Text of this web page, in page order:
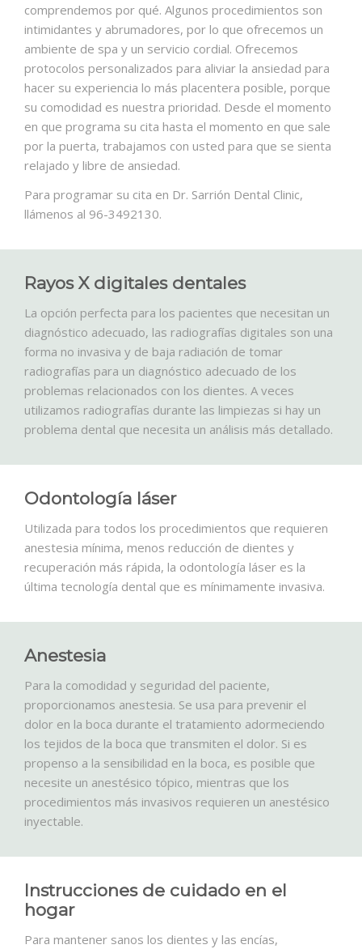
comprendemos por qué. Algunos procedimientos son
intimidantes y abrumadores, por lo que ofrecemos un
ambiente de spa y un servicio cordial. Ofrecemos
protocolos personalizados para aliviar la ansiedad para
hacer su experiencia lo más placentera posible, porque
su comodidad es nuestra prioridad. Desde el momento
en que programa su cita hasta el momento en que sale
por la puerta, trabajamos con usted para que se sienta
relajado y libre de ansiedad.
Para programar su cita en Dr. Sarrión Dental Clinic,
llámenos al 96-3492130.
Rayos X digitales dentales
La opción perfecta para los pacientes que necesitan un
diagnóstico adecuado, las radiografías digitales son una
forma no invasiva y de baja radiación de tomar
radiografías para un diagnóstico adecuado de los
problemas relacionados con los dientes. A veces
utilizamos radiografías durante las limpiezas si hay un
problema dental que necesita un análisis más detallado.
Odontología láser
Utilizada para todos los procedimientos que requieren
anestesia mínima, menos reducción de dientes y
recuperación más rápida, la odontología láser es la
última tecnología dental que es mínimamente invasiva.
Anestesia
Para la comodidad y seguridad del paciente,
proporcionamos anestesia. Se usa para prevenir el
dolor en la boca durante el tratamiento adormeciendo
los tejidos de la boca que transmiten el dolor. Si es
propenso a la sensibilidad en la boca, es posible que
necesite un anestésico tópico, mientras que los
procedimientos más invasivos requieren un anestésico
inyectable.
Instrucciones de cuidado en el
hogar
Para mantener sanos los dientes y las encías,